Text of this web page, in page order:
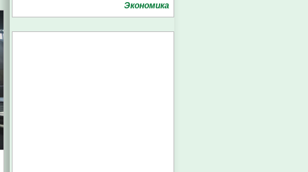
Экономика